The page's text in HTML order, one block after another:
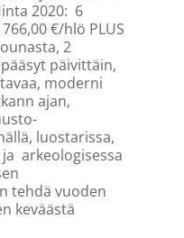
2020: 6
€/hlö PLUS
2
päivittäin,
moderni
ajan,
luostarissa,
arkeologisessa
tehdä vuoden
keväästä